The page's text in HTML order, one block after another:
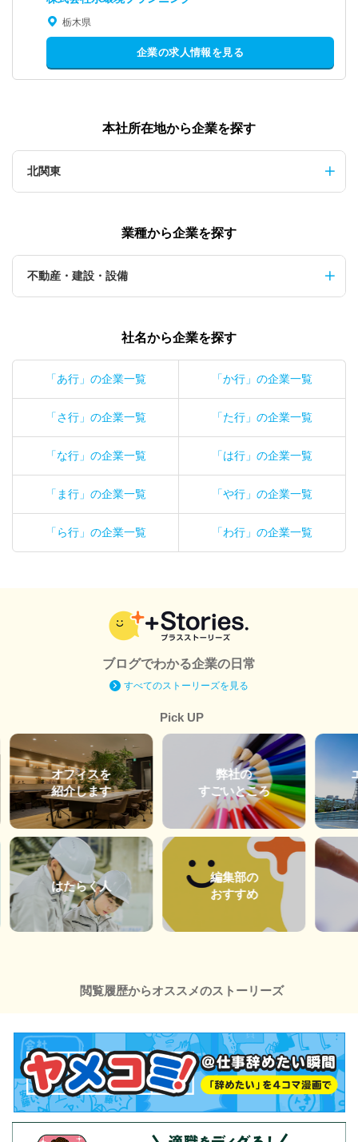
栃木県
企業の求人情報を見る
本社所在地から企業を探す
北関東
業種から企業を探す
不動産・建設・設備
社名から企業を探す
「あ行」の企業一覧 「か行」の企業一覧
「さ行」の企業一覧 「た行」の企業一覧
「な行」の企業一覧 「は行」の企業一覧
「ま行」の企業一覧 「や行」の企業一覧
「ら行」の企業一覧 「わ行」の企業一覧
ブログでわかる企業の日常
すべてのストーリーズを見る
Pick UP
オフィスを
紹介します
はたらく人
弊社の
すごいところ
編集部の
おすすめ
閲覧履歴からオススメのストーリーズ